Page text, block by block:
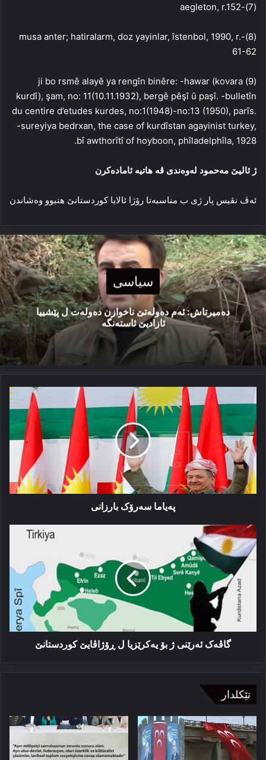
(7)-aegleton, r.152
(8)-musa anter; hatiralarm, doz yayinlar, îstenbol, 1990, r.
61-62
(9) ji bo rsmê alayê ya rengîn binêre: -hawar (kovara
kurdî), şam, no: 11(10.11.1932), bergê pêşî û paşî. -bulletîn
du centire d’etudes kurdes, no:1(1948)-no:13 (1950), parîs.
-sureyiya bedrxan, the case of kurdîstan agayinist turkey,
bî awthorîtî of hoyboon, phîladelphîla, 1928.
ژ ئالیێ مەحمود له‌وه‌ندی ڤه‌ هاتیه‌ ئاماده‌کرن
ئەڤ نڤیس پار ژی ب مناسبەتا رۆژا ئالایا كوردستانێ ھتبوو وەشاندن
سیاسی
دەمیرتاش: ئەم دەولەتێ ناخوازن دەولەت ل پێشییا
ئازادیێ ئاستەنگە
پەیاما
سەرۆک
بارزانی
پەیاما سەرۆک بارزانی
گاڤه‌ک
ئه‌رێنی
ژ
یه‌کرێزیا
ڕۆژاڤایێ
کوردستانێ
گاڤه‌ک ئه‌رێنی ژ بۆ یه‌کرێزیا ل ڕۆژاڤایێ کوردستانێ
تێکلدار